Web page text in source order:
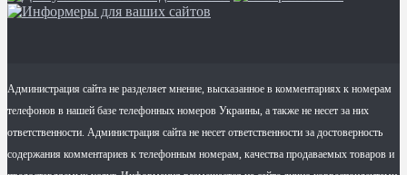
Администрация сайта не разделяет мнение, высказанное в комментариях к номерам
телефонов в нашей базе телефонных номеров Украины, а также не несет за них
ответственности. Администрация сайта не несет ответственности за достоверность
содержания комментариев к телефонным номерам, качества продаваемых товаров и